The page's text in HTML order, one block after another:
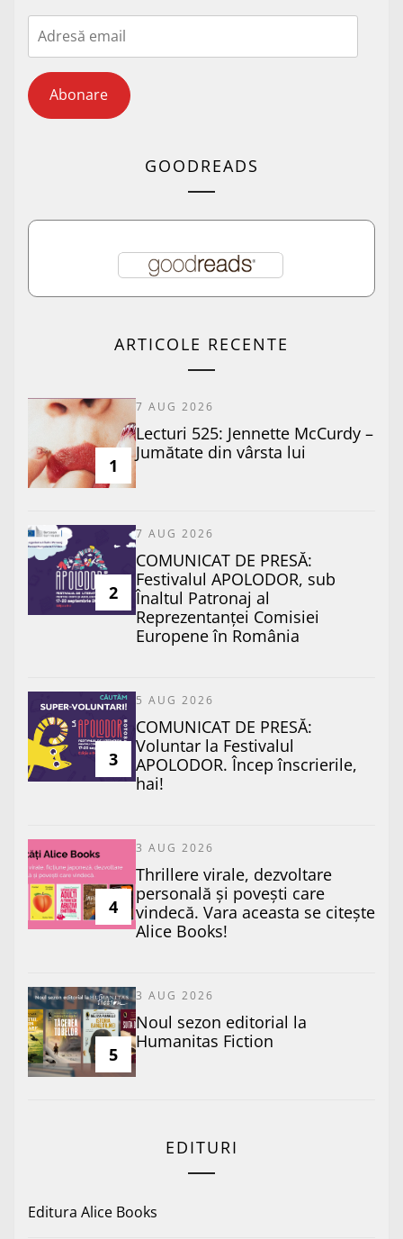
Adresă
email
Abonare
GOODREADS
ARTICOLE RECENTE
1
7 AUG 2026
Lecturi 525: Jennette McCurdy –
Jumătate din vârsta lui
2
7 AUG 2026
COMUNICAT DE PRESĂ:
Festivalul APOLODOR, sub
Înaltul Patronaj al
Reprezentanței Comisiei
Europene în România
3
5 AUG 2026
COMUNICAT DE PRESĂ:
Voluntar la Festivalul
APOLODOR. Încep înscrierile,
hai!
4
3 AUG 2026
Thrillere virale, dezvoltare
personală și povești care
vindecă. Vara aceasta se citește
Alice Books!
5
3 AUG 2026
​Noul sezon editorial la
Humanitas Fiction
EDITURI
Editura Alice Books